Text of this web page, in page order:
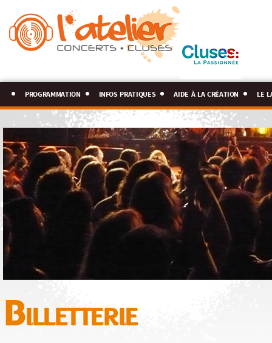
programmation infos pratiques aide à la création le
Billetterie